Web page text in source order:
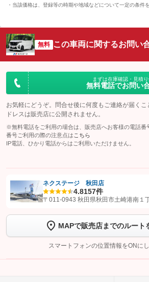
当該価格は、登録等の時期や地域などについて一定の条件
無料 この車両に関するお問い
まずは在庫確認・見積
無料電話でお問い
お気軽にどうぞ。問合せ後に何度もご連絡が届く
ドレスは販売店に公開されません。
※無料電話をご利用の場合は、販売店へお客様の電話番
番号ご利用の際の注意点は こちら
IP電話、ひかり電話からはご利用いただけません。
【STEP1】認証画面でグーネットを友だち追加して
トーク画面で
ボタンをタップして問
完了してください。
こちら
ネクステージ 秋田店
4.8157件
〒011-0943 秋田県秋田市土崎港南１
MAPで販売店までのルート
スマートフォンの位置情報をONに